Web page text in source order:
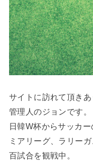
サイトに訪れて頂きあ
管理人のジョンです。
日韓W杯からサッカ
ミアリーグ、ラリー
百試合を観戦中。